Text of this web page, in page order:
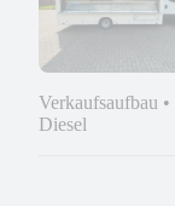
Verkaufsaufbau •
Diesel